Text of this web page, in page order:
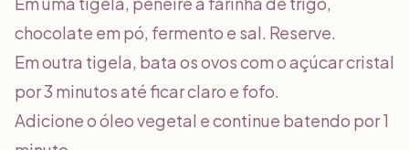
chocolate em pó, fermento e sal. Reserve.
Em outra tigela, bata os ovos com o açúcar cristal
por 3 minutos até ficar claro e fofo.
Adicione o óleo vegetal e continue batendo por 1